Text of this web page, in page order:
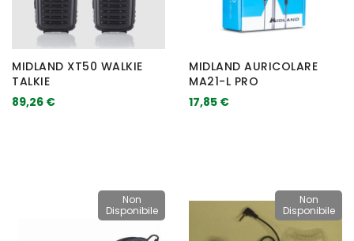
MIDLAND XT50 WALKIE
TALKIE
89,26 €
MIDLAND AURICOLARE
MA21-L PRO
17,85 €
Non
Disponibile
Non
Disponibile